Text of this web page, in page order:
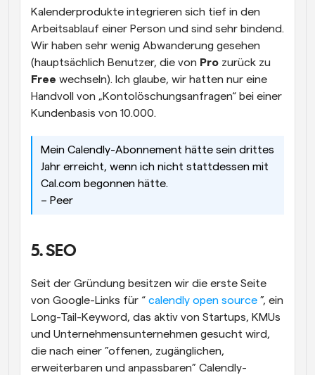
Kalenderprodukte integrieren sich tief in den
Arbeitsablauf einer Person und sind sehr bindend.
Wir haben sehr wenig Abwanderung gesehen
(hauptsächlich Benutzer, die von Pro
Free wechseln). Ich glaube, wir hatten nur eine
Handvoll von „Kontolöschungsanfragen“ bei einer
Kundenbasis von 10.000.
Mein Calendly-Abonnement hätte sein drittes
Jahr erreicht, wenn ich nicht stattdessen mit
Cal.com begonnen hätte.
– Peer
5. SEO
Seit der Gründung besitzen wir die erste Seite
von Google-Links für “ calendly open source ”, ein
Long-Tail-Keyword, das aktiv von Startups, KMUs
und Unternehmensunternehmen gesucht wird,
die nach einer ”offenen, zugänglichen,
erweiterbaren und anpassbaren” Calendly-